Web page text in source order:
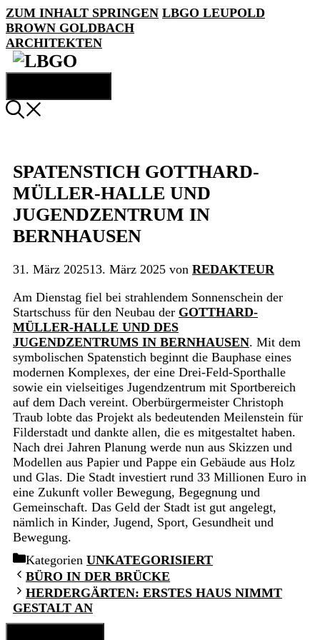
ZUM INHALT SPRINGEN LBGO LEUPOLD
BROWN GOLDBACH
ARCHITEKTEN
SPATENSTICH GOTTHARD-
MÜLLER-HALLE UND
JUGENDZENTRUM IN
BERNHAUSEN
31. März 202513. März 2025 von REDAKTEUR
Am Dienstag fiel bei strahlendem Sonnenschein der
Startschuss für den Neubau der GOTTHARD-
MÜLLER-HALLE UND DES
JUGENDZENTRUMS IN BERNHAUSEN. Mit dem
symbolischen Spatenstich beginnt die Bauphase eines
modernen Komplexes, der eine Drei-Feld-Sporthalle
sowie ein vielseitiges Jugendzentrum mit Sportbereich
auf dem Dach vereint. Oberbürgermeister Christoph
Traub lobte das Projekt als bedeutenden Meilenstein für
Filderstadt und dankte allen, die es mitgestaltet haben.
Nach drei Jahren Planung werde nun aus Skizzen und
Modellen aus Papier und Pappe ein Gebäude aus Holz
und Glas. Die Stadt investiert rund 33 Millionen Euro in
eine Zukunft voller Bewegung, Begegnung und
Gemeinschaft. Das Geld der Stadt ist gut angelegt,
nämlich in Kinder, Jugend, Sport, Gesundheit und
Bewegung.
Kategorien UNKATEGORISIERT
BÜRO IN DER BRÜCKE
HERDERGÄRTEN: ERSTES HAUS NIMMT
GESTALT AN